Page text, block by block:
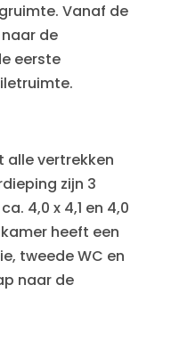
Vanaf de
de
eerste
vertrekken
zijn 3
4,0 x 4,1 en 4,0
heeft een
tweede WC en
naar de